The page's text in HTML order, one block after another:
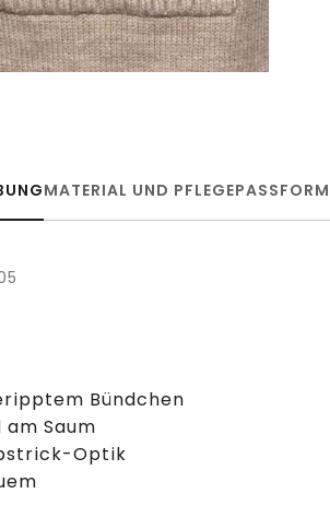
MATERIAL UND PFLEGEPASSFORM
Bündchen
Saum
Optik